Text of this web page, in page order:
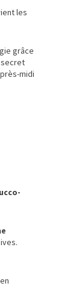
les
grâce
secret
midi